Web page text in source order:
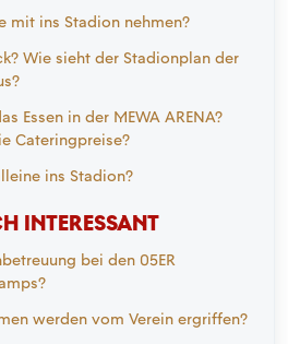
mit ins Stadion nehmen?
Wie sieht der Stadionplan der
Essen in der MEWA ARENA?
Cateringpreise?
ins Stadion?
INTERESSANT
bei den 05ER
werden vom Verein ergriffen?